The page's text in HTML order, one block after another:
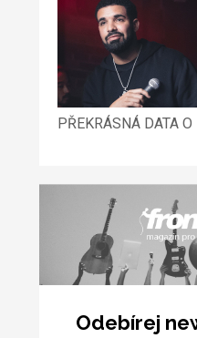
PŘEKRÁSNÁ DATA O
Odebírej